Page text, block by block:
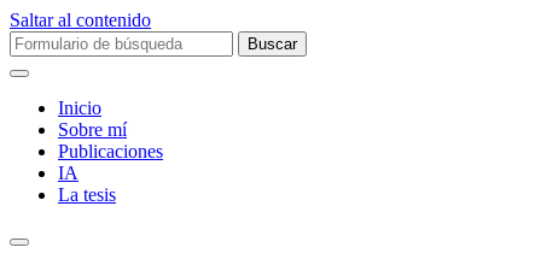
Saltar al contenido
Buscar:
Inicio
Sobre mí­
Publicaciones
IA
La tesis
Alternar